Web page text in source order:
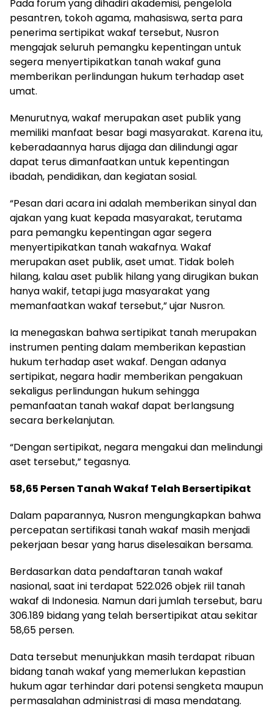
Pada forum yang dihadiri akademisi, pengelola
pesantren, tokoh agama, mahasiswa, serta para
penerima sertipikat wakaf tersebut, Nusron
mengajak seluruh pemangku kepentingan untuk
segera menyertipikatkan tanah wakaf guna
memberikan perlindungan hukum terhadap aset
umat.
Menurutnya, wakaf merupakan aset publik yang
memiliki manfaat besar bagi masyarakat. Karena itu,
keberadaannya harus dijaga dan dilindungi agar
dapat terus dimanfaatkan untuk kepentingan
ibadah, pendidikan, dan kegiatan sosial.
“Pesan dari acara ini adalah memberikan sinyal dan
ajakan yang kuat kepada masyarakat, terutama
para pemangku kepentingan agar segera
menyertipikatkan tanah wakafnya. Wakaf
merupakan aset publik, aset umat. Tidak boleh
hilang, kalau aset publik hilang yang dirugikan bukan
hanya wakif, tetapi juga masyarakat yang
memanfaatkan wakaf tersebut,” ujar Nusron.
Ia menegaskan bahwa sertipikat tanah merupakan
instrumen penting dalam memberikan kepastian
hukum terhadap aset wakaf. Dengan adanya
sertipikat, negara hadir memberikan pengakuan
sekaligus perlindungan hukum sehingga
pemanfaatan tanah wakaf dapat berlangsung
secara berkelanjutan.
“Dengan sertipikat, negara mengakui dan melindungi
aset tersebut,” tegasnya.
58,65 Persen Tanah Wakaf Telah Bersertipikat
Dalam paparannya, Nusron mengungkapkan bahwa
percepatan sertifikasi tanah wakaf masih menjadi
pekerjaan besar yang harus diselesaikan bersama.
Berdasarkan data pendaftaran tanah wakaf
nasional, saat ini terdapat 522.026 objek riil tanah
wakaf di Indonesia. Namun dari jumlah tersebut, baru
306.189 bidang yang telah bersertipikat atau sekitar
58,65 persen.
Data tersebut menunjukkan masih terdapat ribuan
bidang tanah wakaf yang memerlukan kepastian
hukum agar terhindar dari potensi sengketa maupun
permasalahan administrasi di masa mendatang.